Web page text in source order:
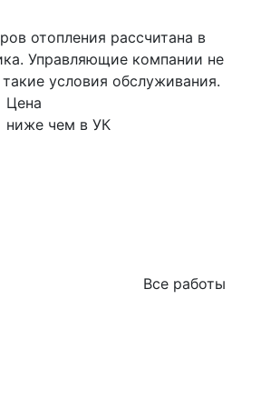
отопления рассчитана в
Управляющие компании не
условия обслуживания.
Цена
ниже чем в УК
Все работы